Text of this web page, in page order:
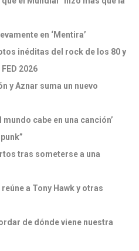
en ‘Mentira’
inéditas del rock de los 80 y
2026
y Aznar suma un nuevo
cabe en una canción’
tras someterse a una
a Tony Hawk y otras
de dónde viene nuestra